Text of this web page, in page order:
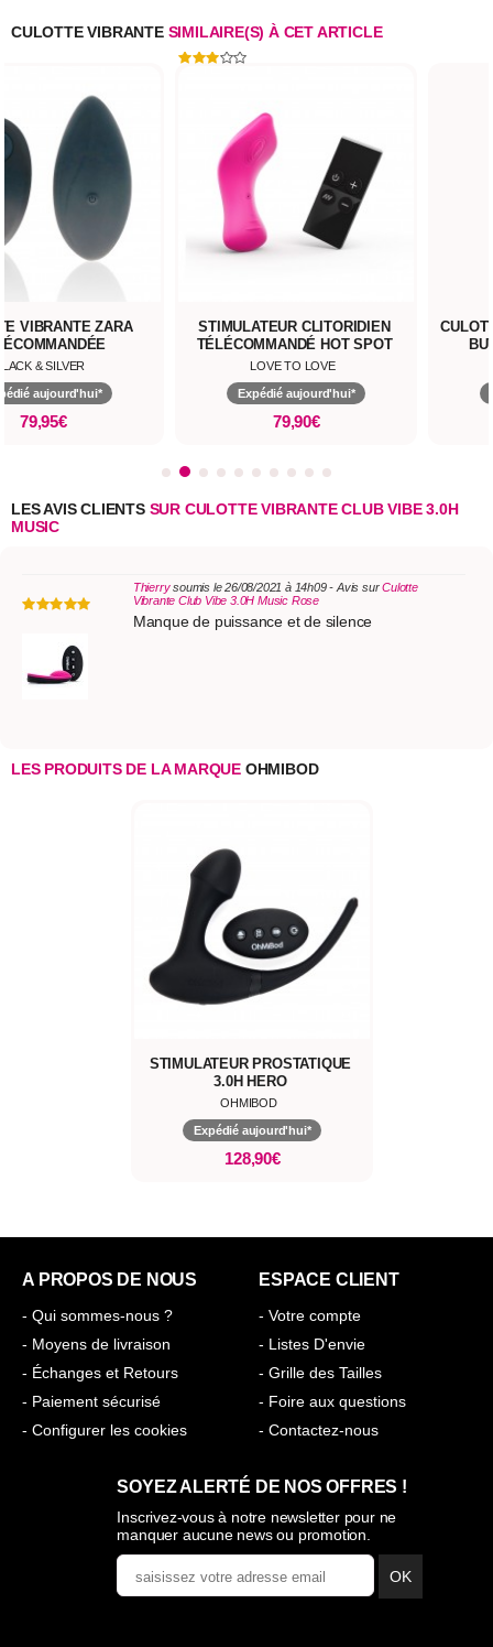
CULOTTE VIBRANTESIMILAIRE(S) À CET ARTICLE
VIBRANTE ZARA
& SILVER
aujourd'hui*
79,95€
STIMULATEUR CLITORIDIEN
TÉLÉCOMMANDÉ HOT SPOT
LOVE TO LOVE
Expédié aujourd'hui*
79,90€
LES AVIS CLIENTSSUR CULOTTE VIBRANTE CLUB VIBE 3.0H
MUSIC
Thierrysoumis le 26/08/2021 à 14h09 - Avis surCulotte
Vibrante Club Vibe 3.0H Music Rose
Manque de puissance et de silence
LES PRODUITS DE LA MARQUE OHMIBOD
STIMULATEUR PROSTATIQUE
3.0H HERO
OHMIBOD
Expédié aujourd'hui*
128,90€
A PROPOS DE NOUS
- Qui sommes-nous ?
- Moyens de livraison
- Échanges et Retours
- Paiement sécurisé
- Configurer les cookies
ESPACE CLIENT
- Votre compte
- Listes D'envie
- Grille des Tailles
- Foire aux questions
- Contactez-nous
SOYEZ ALERTÉ DE NOS OFFRES !
Inscrivez-vous à notre newsletter pour ne
manquer aucune news ou promotion.
OK